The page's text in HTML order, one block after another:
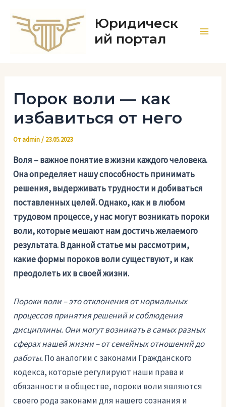
содержимому
Юридическ
ий портал
Порок воли — как
избавиться от него
Отadmin/ 23.05.2023
Воля – важное понятие в жизни каждого человека.
Она определяет нашу способность принимать
решения, выдерживать трудности и добиваться
поставленных целей. Однако, как и в любом
трудовом процессе, у нас могут возникать пороки
воли, которые мешают нам достичь желаемого
результата. В данной статье мы рассмотрим,
какие формы пороков воли существуют, и как
преодолеть их в своей жизни.
Пороки воли – это отклонения от нормальных
процессов принятия решений и соблюдения
дисциплины. Они могут возникать в самых разных
сферах нашей жизни – от семейных отношений до
работы.По аналогии с законами Гражданского
кодекса, которые регулируют наши права и
обязанности в обществе, пороки воли являются
своего рода законами для нашего сознания и